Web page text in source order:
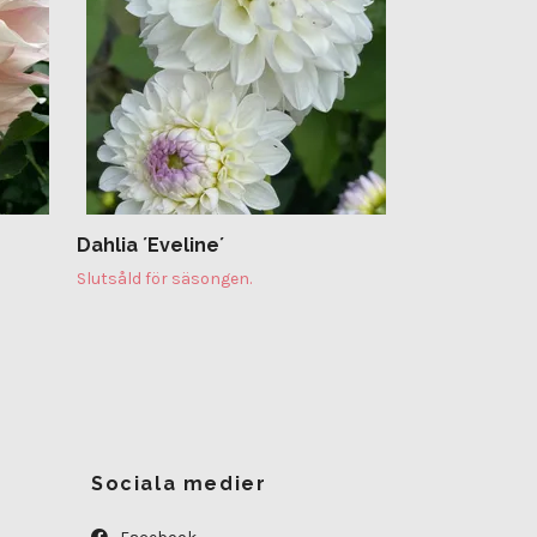
Dahlia ´Eveline´
Slutsåld för säsongen.
Sociala medier